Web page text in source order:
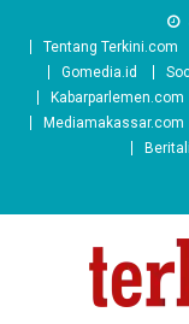
Tentang Terkini.com
Gomedia.id
Kabarparlemen.com
Mediamakassar.com